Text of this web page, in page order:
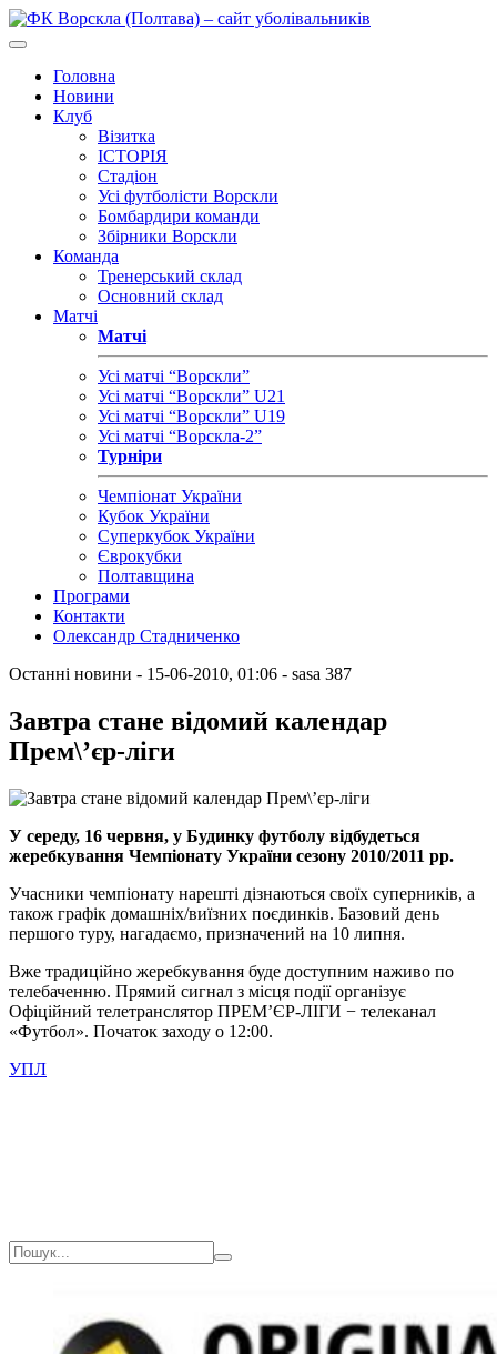
Головна
Новини
Клуб
Візитка
ІСТОРІЯ
Стадіон
Усі футболісти Ворскли
Бомбардири команди
Збірники Ворскли
Команда
Тренерський склад
Основний склад
Матчі
Матчі
Усі матчі “Ворскли”
Усі матчі “Ворскли” U21
Усі матчі “Ворскли” U19
Усі матчі “Ворскла-2”
Турніри
Чемпіонат України
Кубок України
Суперкубок України
Єврокубки
Полтавщина
Програми
Контакти
Олександр Стадниченко
Останні новини - 15-06-2010, 01:06 - sasa 387
Завтра стане відомий календар
Прем\’єр-ліги
У середу, 16 червня, у Будинку футболу відбудеться
жеребкування Чемпіонату України сезону 2010/2011 рр.
Учасники чемпіонату нарешті дізнаються своїх суперників, а
також графік домашніх/виїзних поєдинків. Базовий день
першого туру, нагадаємо, призначений на 10 липня.
Вже традиційно жеребкування буде доступним наживо по
телебаченню. Прямий сигнал з місця події організує
Офіційний телетранслятор ПРЕМ’ЄР-ЛІГИ − телеканал
«Футбол». Початок заходу о 12:00.
УПЛ